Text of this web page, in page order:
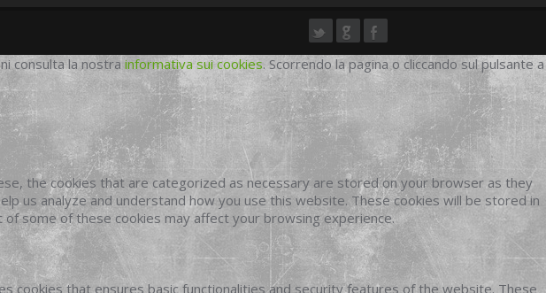
consulta la nostra informativa sui cookies. Scorrendo la pagina o cliccando sul pulsante a
the cookies that are categorized as necessary are stored on your browser as they
us analyze and understand how you use this website. These cookies will be stored in
some of these cookies may affect your browsing experience.
cookies that ensures basic functionalities and security features of the website. These